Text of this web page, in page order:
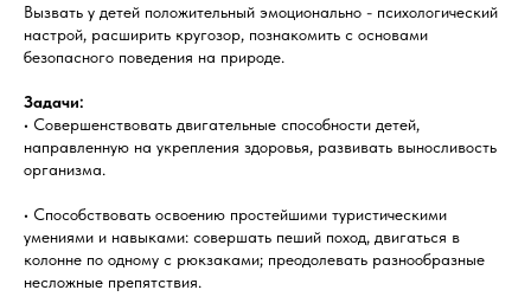
Вызвать у детей положительный эмоционально - психологический
настрой, расширить кругозор, познакомить с основами
безопасного поведения на природе.
Задачи:
• Совершенствовать двигательные способности детей,
направленную на укрепления здоровья, развивать выносливость
организма.
• Способствовать освоению простейшими туристическими
умениями и навыками: совершать пеший поход, двигаться в
колонне по одному с рюкзаками; преодолевать разнообразные
несложные препятствия.